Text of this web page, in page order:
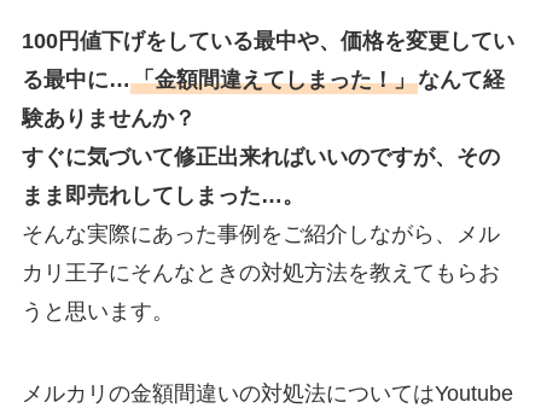
100円値下げをしている最中や、価格を変更してい
る最中に…「金額間違えてしまった！」なんて経
験ありませんか？
すぐに気づいて修正出来ればいいのですが、その
まま即売れしてしまった…。
そんな実際にあった事例をご紹介しながら、メル
カリ王子にそんなときの対処方法を教えてもらお
うと思います。
メルカリの金額間違いの対処法についてはYoutube